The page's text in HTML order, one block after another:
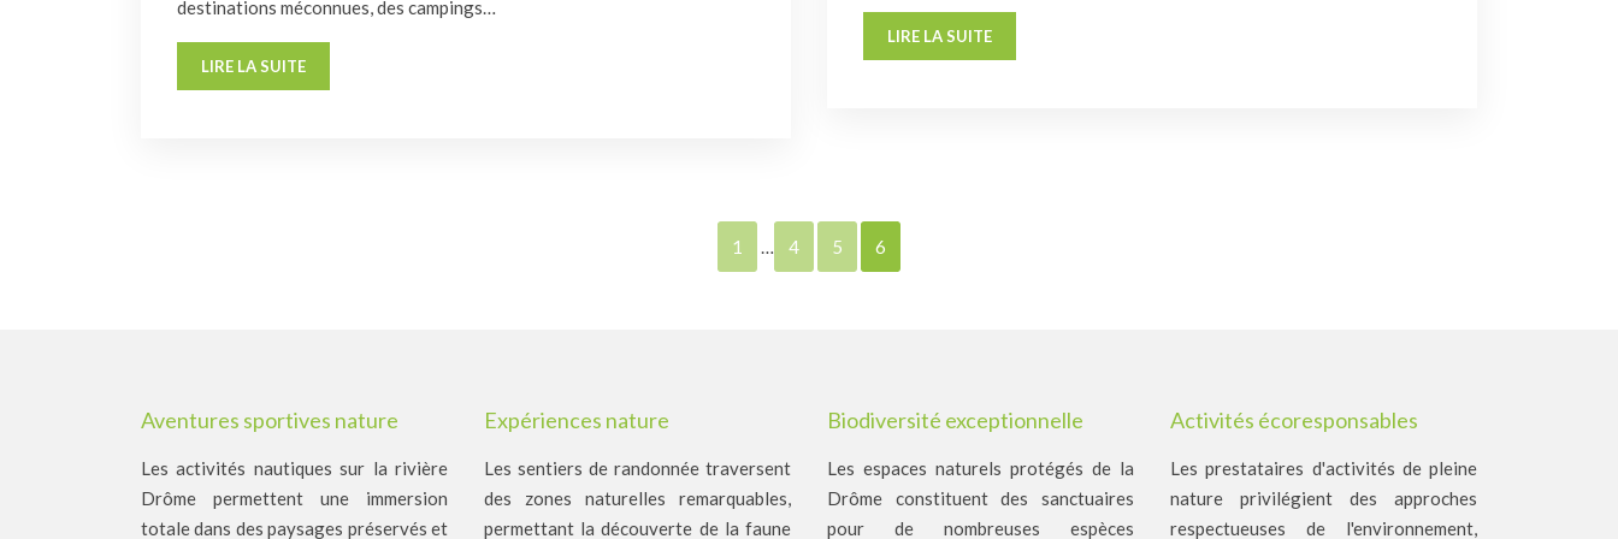
destinations méconnues, des campings…
LIRE LA SUITE
LIRE LA SUITE
1 … 4 5 6
Aventures sportives nature
Les activités nautiques sur la rivière
Drôme permettent une immersion
totale dans des paysages préservés et
Expériences nature
Les sentiers de randonnée traversent
des zones naturelles remarquables,
permettant la découverte de la faune
Biodiversité exceptionnelle
Les espaces naturels protégés de la
Drôme constituent des sanctuaires
pour de nombreuses espèces
Activités écoresponsables
Les prestataires d'activités de pleine
nature privilégient des approches
respectueuses de l'environnement,